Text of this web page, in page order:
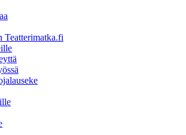
Teatterimatka.fi